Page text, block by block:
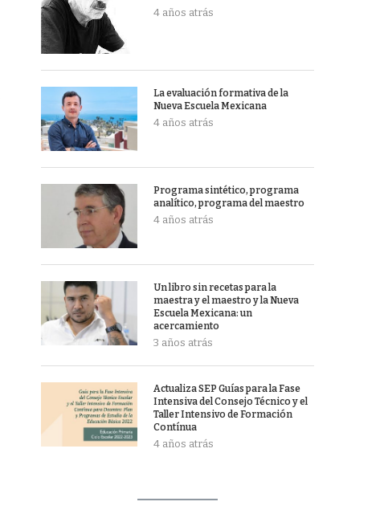
4 años atrás
La evaluación formativa de la
Nueva Escuela Mexicana
4 años atrás
Programa sintético, programa
analítico, programa del maestro
4 años atrás
Un libro sin recetas para la
maestra y el maestro y la Nueva
Escuela Mexicana: un
acercamiento
3 años atrás
Actualiza SEP Guías para la Fase
Intensiva del Consejo Técnico y el
Taller Intensivo de Formación
Contínua
4 años atrás